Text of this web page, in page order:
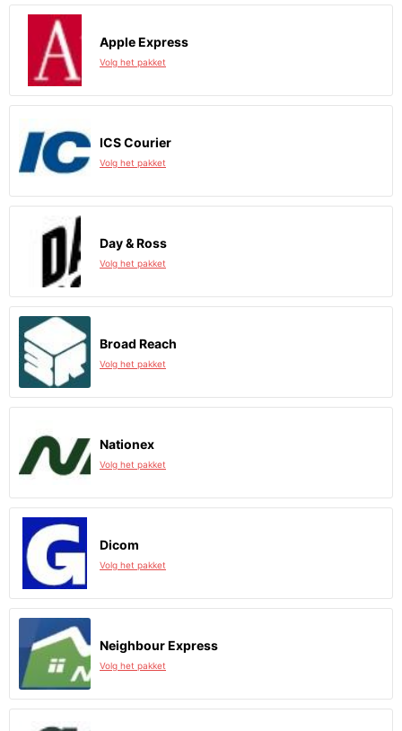
Apple Express
Volg het pakket
ICS Courier
Volg het pakket
Day & Ross
Volg het pakket
Broad Reach
Volg het pakket
Nationex
Volg het pakket
Dicom
Volg het pakket
Neighbour Express
Volg het pakket